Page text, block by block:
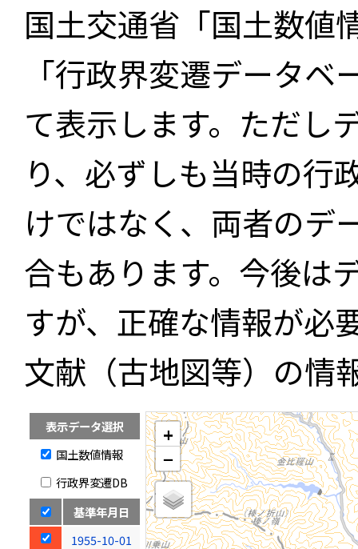
国土交通省「国土数値
「行政界変遷データ
て表示します。ただし
り、必ずしも当時の行
けではなく、両者のデ
合もあります。今後は
すが、正確な情報が必
文献（古地図等）の情
表示データ選択
国土数値情報
行政界変遷DB
基準年月日
1955-10-01
+
−